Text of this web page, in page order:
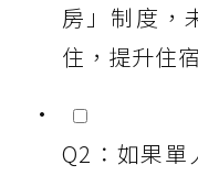
房」制度，
住，提升住
Q2：如果單